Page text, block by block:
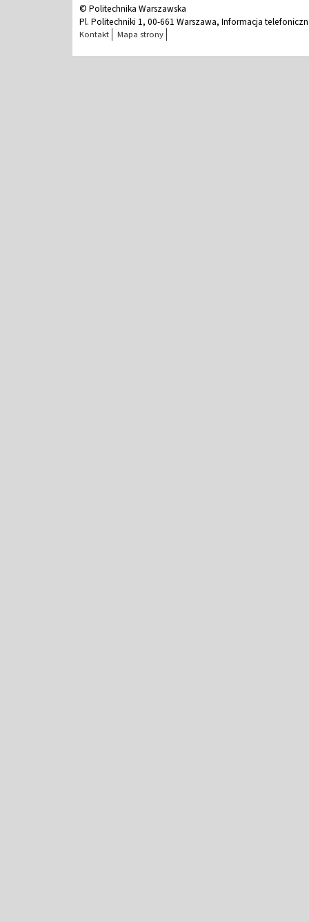
© Politechnika Warszawska
Pl. Politechniki 1, 00-661 Warszawa, Informacja
Kontakt Mapa strony